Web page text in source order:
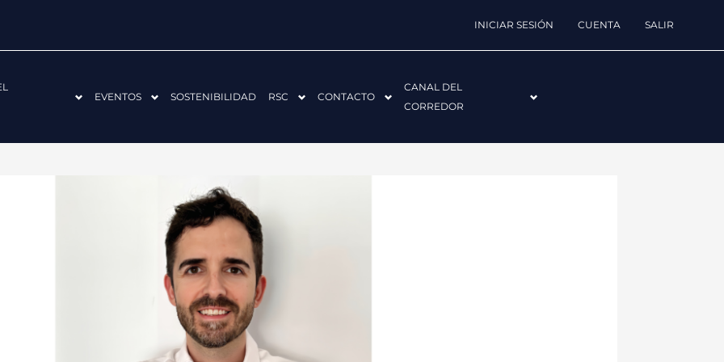
INICIAR SESIÓN CUENTA SALIR
EVENTOS SOSTENIBILIDAD RSC CONTACTO
CANAL DEL
CORREDOR